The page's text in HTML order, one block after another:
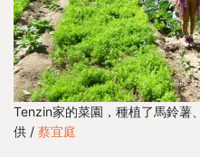
Tenzin家的菜園，種植了馬鈴薯
供 / 蔡宜庭